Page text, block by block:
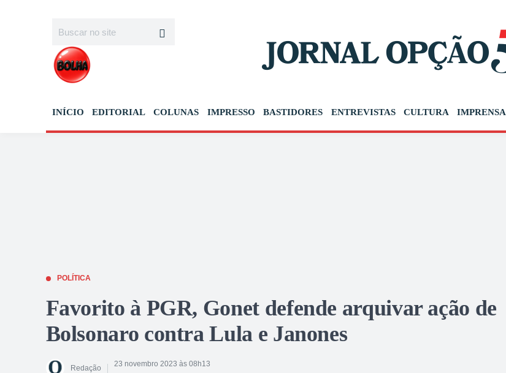
INÍCIO EDITORIAL COLUNAS IMPRESSO BASTIDORES ENTREVISTAS CULTURA IMPRENSA
POLÍTICA
Favorito à PGR, Gonet defende arquivar ação de
Bolsonaro contra Lula e Janones
Redação 23 novembro 2023 às 08h13